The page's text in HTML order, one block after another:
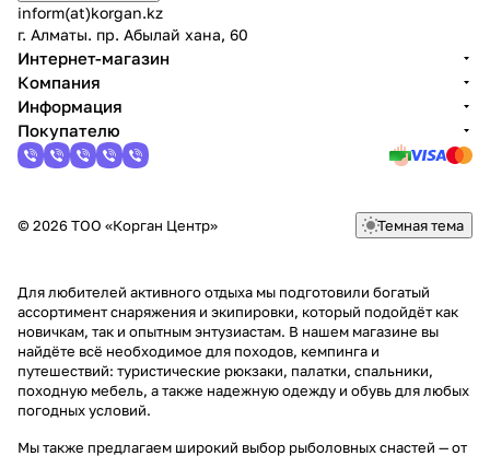
inform(at)korgan.kz
г. Алматы. пр. Абылай хана, 60
Интернет-магазин
Компания
Информация
Покупателю
© 2026 ТОО «Корган Центр» Темная тема
Для любителей активного отдыха мы подготовили богатый
ассортимент снаряжения и экипировки, который подойдёт как
новичкам, так и опытным энтузиастам. В нашем магазине вы
найдёте всё необходимое для походов, кемпинга и
путешествий: туристические рюкзаки, палатки, спальники,
походную мебель, а также надежную одежду и обувь для любых
погодных условий.
Мы также предлагаем широкий выбор рыболовных снастей — от